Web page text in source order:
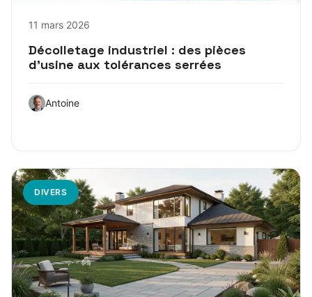
11 mars 2026
Décolletage industriel : des pièces
d’usine aux tolérances serrées
Antoine
DIVERS